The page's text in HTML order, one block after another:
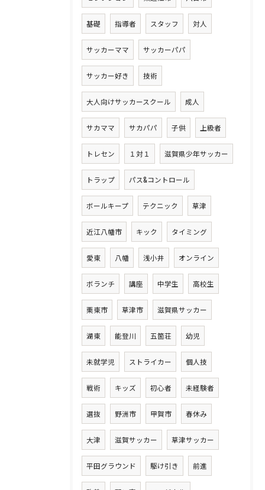
基礎 指導者 スタッフ 対人
サッカーママ サッカーパパ
サッカー好き 技術
大人向けサッカースクール 成人
サカママ サカパパ 子供 上級者
トレセン １対１ 滋賀県少年サッカー
トラップ パス&コントロール
ボールキープ テクニック 草津
近江八幡市 キック タイミング
愛東 八幡 浅小井 オンライン
ボランチ 講座 中学生 高校生
栗東市 草津市 滋賀県サッカー
湖東 能登川 五箇荘 幼児
未就学児 ストライカー 個人技
戦術 キッズ 初心者 未経験者
選抜 野洲市 甲賀市 春休み
大津 滋賀サッカー 草津サッカー
平田グラウンド 駆け引き 前進